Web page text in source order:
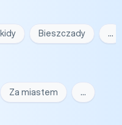
Bieszczady …
Za miastem …